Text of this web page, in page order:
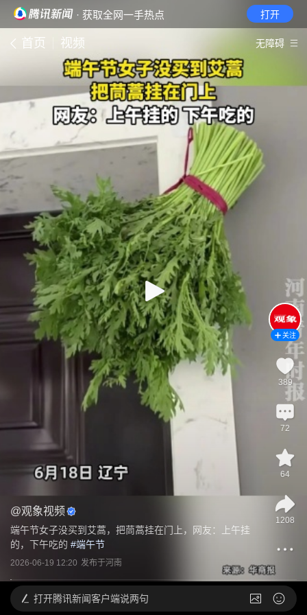
· 获取全网一手热点 打开
首页 视频 无障碍
@观象视频
端午节女子没买到艾蒿，把茼蒿挂在门上，网友：上午挂
的，下午吃的 #端午节
2026-06-19 12:20 发布于河南
关注
389
72
64
1208
打开腾讯新闻客户端说两句